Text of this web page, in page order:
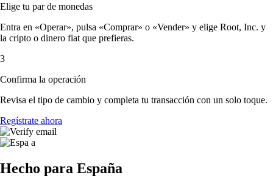
Elige tu par de monedas
Entra en «Operar», pulsa «Comprar» o «Vender» y elige Root, Inc. y
la cripto o dinero fiat que prefieras.
3
Confirma la operación
Revisa el tipo de cambio y completa tu transacción con un solo toque.
Regístrate ahora
Hecho para España